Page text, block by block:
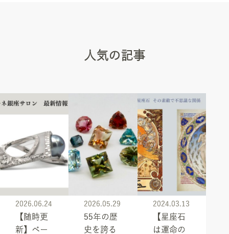
人気の記事
2026.06.24
【随時更
新】ベー
2026.05.29
55年の歴
史を誇る
2024.03.13
【星座石
は運命の